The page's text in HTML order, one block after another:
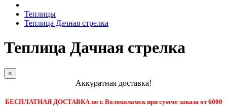
Теплицы
Теплица Дачная стрелка
Теплица Дачная стрелка
×
Аккуратная доставка!
БЕСПЛАТНАЯ ДОСТАВКА по г. Волоколамск при сумме заказа от 6000